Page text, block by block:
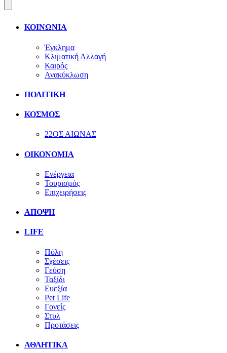
ΚΟΙΝΩΝΙΑ
Έγκλημα
Κλιματική Αλλαγή
Καιρός
Ανακύκλωση
ΠΟΛΙΤΙΚΗ
ΚΟΣΜΟΣ
22ΟΣ ΑΙΩΝΑΣ
ΟΙΚΟΝΟΜΙΑ
Ενέργεια
Τουρισμός
Επιχειρήσεις
ΑΠΟΨΗ
LIFE
Πόλη
Σχέσεις
Γεύση
Ταξίδι
Ευεξία
Pet Life
Γονείς
Στυλ
Προτάσεις
ΑΘΛΗΤΙΚΑ